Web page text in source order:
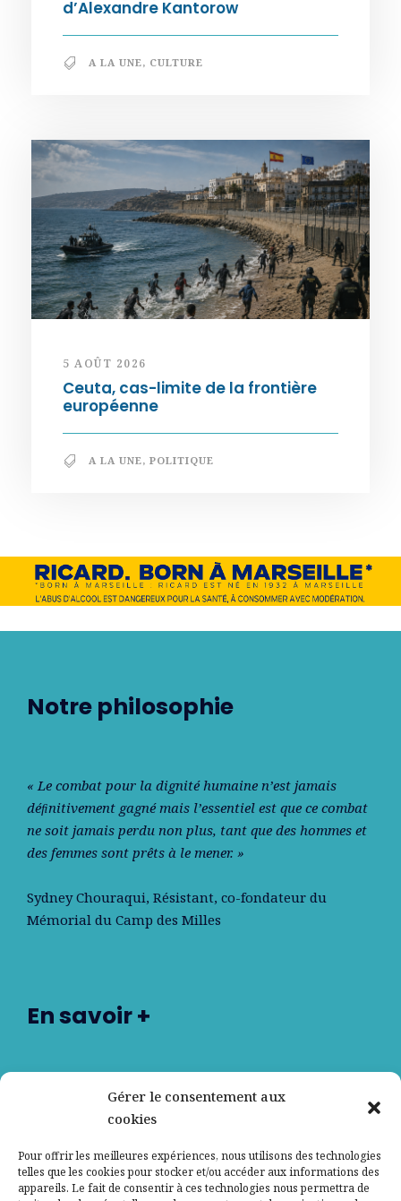
Gérer le consentement aux
cookies
Pour offrir les meilleures expériences, nous utilisons des technologies
telles que les cookies pour stocker et/ou accéder aux informations des
appareils. Le fait de consentir à ces technologies nous permettra de
d’Alexandre Kantorow
A LA UNE, CULTURE
5 AOÛT 2026
Ceuta, cas-limite de la frontière
européenne
A LA UNE, POLITIQUE
Notre philosophie
« Le combat pour la dignité humaine n’est jamais
déﬁnitivement gagné mais l’essentiel est que ce combat
ne soit jamais perdu non plus, tant que des hommes et
des femmes sont prêts à le mener. »
Sydney Chouraqui, Résistant, co-fondateur du
Mémorial du Camp des Milles
En savoir +
Nos partenaires
Contactez-nous